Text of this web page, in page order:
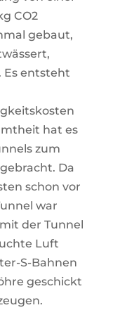
CO2
gebaut,
entsteht
hat es
zum
Da
schon vor
war
der Tunnel
Luft
S-Bahnen
geschickt